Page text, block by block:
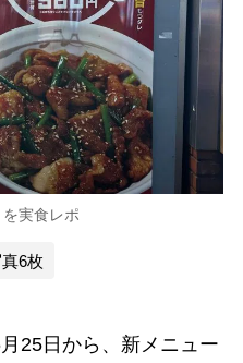
実食レポ
6枚
25日から、新メニュー